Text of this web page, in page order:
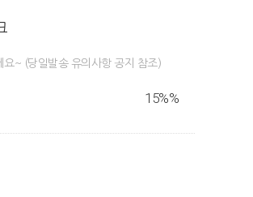
~ (당일발송 유의사항 공지 참조)
15%%